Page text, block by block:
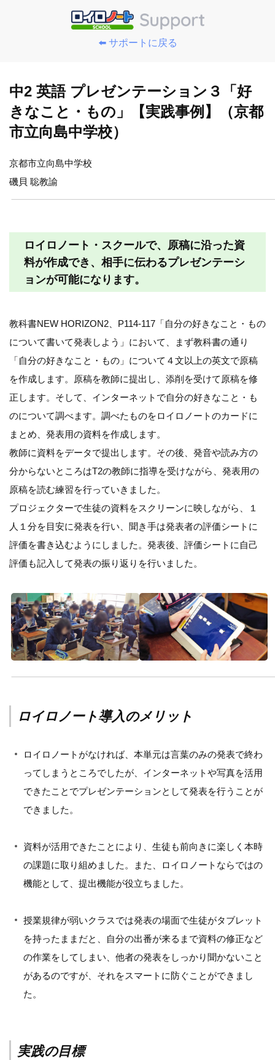
⬅️ サポートに戻る
中2 英語 プレゼンテーション３「好
きなこと・もの」【実践事例】（京都
市立向島中学校）
京都市立向島中学校
磯貝 聡教諭
ロイロノート・スクールで、原稿に沿った資
料が作成でき、相手に伝わるプレゼンテーシ
ョンが可能になります。
教科書NEW HORIZON2、P114-117「自分の好きなこと・もの
について書いて発表しよう」において、まず教科書の通り
「自分の好きなこと・もの」について４文以上の英文で原稿
を作成します。原稿を教師に提出し、添削を受けて原稿を修
正します。そして、インターネットで自分の好きなこと・も
のについて調べます。調べたものをロイロノートのカードに
まとめ、発表用の資料を作成します。
教師に資料をデータで提出します。その後、発音や読み方の
分からないところはT2の教師に指導を受けながら、発表用の
原稿を読む練習を行っていきました。
プロジェクターで生徒の資料をスクリーンに映しながら、１
人１分を目安に発表を行い、聞き手は発表者の評価シートに
評価を書き込むようにしました。発表後、評価シートに自己
評価も記入して発表の振り返りを行いました。
ロイロノート導入のメリット
ロイロノートがなければ、本単元は言葉のみの発表で終わ
ってしまうところでしたが、インターネットや写真を活用
できたことでプレゼンテーションとして発表を行うことが
できました。
資料が活用できたことにより、生徒も前向きに楽しく本時
の課題に取り組めました。また、ロイロノートならではの
機能として、提出機能が役立ちました。
授業規律が弱いクラスでは発表の場面で生徒がタブレット
を持ったままだと、自分の出番が来るまで資料の修正など
の作業をしてしまい、他者の発表をしっかり聞かないこと
があるのですが、それをスマートに防ぐことができまし
た。
実践の目標